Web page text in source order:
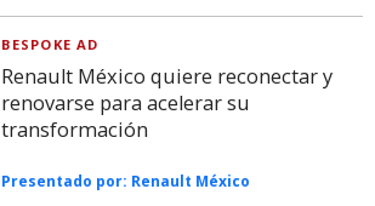
BESPOKE AD
Renault México quiere reconectar y
renovarse para acelerar su
transformación
Presentado por: Renault México